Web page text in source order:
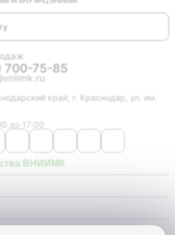
700-75-85
край, г. Краснодар, ул. им.
до 17:00
ВНИИМК